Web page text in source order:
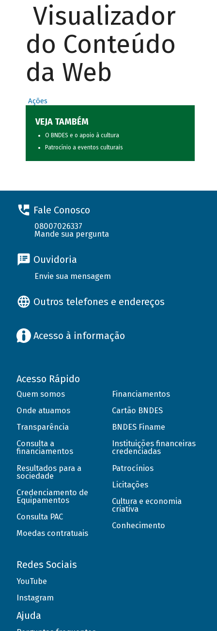
Visualizador
do Conteúdo
da Web
Ações
VEJA TAMBÉM
O BNDES e o apoio à cultura
Patrocínio a eventos culturais
Fale Conosco
08007026337
Mande sua pergunta
Ouvidoria
Envie sua mensagem
Outros telefones e endereços
Acesso à informação
Acesso Rápido
Quem somos
Onde atuamos
Transparência
Consulta a
financiamentos
Resultados para a
sociedade
Credenciamento de
Equipamentos
Consulta PAC
Moedas contratuais
Financiamentos
Cartão BNDES
BNDES Finame
Instituições financeiras
credenciadas
Patrocínios
Licitações
Cultura e economia
criativa
Conhecimento
Redes Sociais
YouTube
Instagram
Ajuda